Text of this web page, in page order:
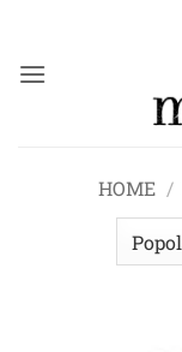
contenuti
HOME /